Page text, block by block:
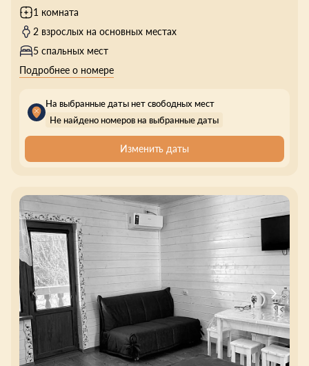
1 комната
2 взрослых на основных местах
5 спальных мест
Подробнее о номере
На выбранные даты нет свободных мест
Не найдено номеров на выбранные даты
Изменить даты